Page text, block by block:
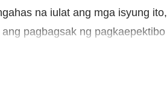
na iulat ang mga isyung ito,
pagbagsak ng pagkaepektibo
kanyang kapighatian, nagdasal